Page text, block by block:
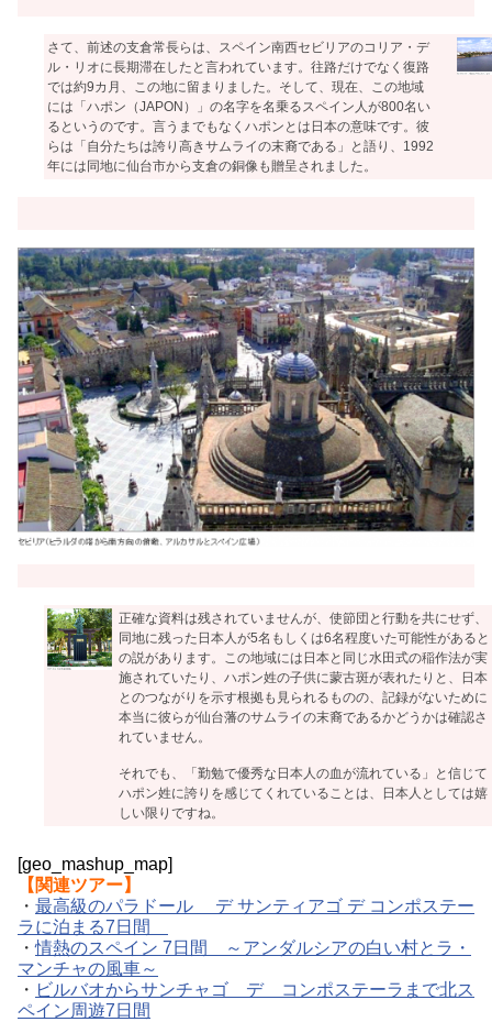
さて、前述の支倉常長らは、スペイン南西セビリアのコリア・デ
ル・リオに長期滞在したと言われています。往路だけでなく復路
では約9カ月、この地に留まりました。そして、現在、この地域
には「ハポン（JAPON）」の名字を名乗るスペイン人が800名い
るというのです。言うまでもなくハポンとは日本の意味です。彼
らは「自分たちは誇り高きサムライの末裔である」と語り、1992
年には同地に仙台市から支倉の銅像も贈呈されました。
正確な資料は残されていませんが、使節団と行動を共にせず、
同地に残った日本人が5名もしくは6名程度いた可能性があると
の説があります。この地域には日本と同じ水田式の稲作法が実
施されていたり、ハポン姓の子供に蒙古斑が表れたりと、日本
とのつながりを示す根拠も見られるものの、記録がないために
本当に彼らが仙台藩のサムライの末裔であるかどうかは確認さ
れていません。
それでも、「勤勉で優秀な日本人の血が流れている」と信じて
ハポン姓に誇りを感じてくれていることは、日本人としては嬉
しい限りですね。
[geo_mashup_map]
【関連ツアー】
・ 最高級のパラドール デ サンティアゴ デ コンポステー
ラに泊まる7日間
・情熱のスペイン 7日間 ～アンダルシアの白い村とラ・
マンチャの風車～
・ ビルバオからサンチャゴ デ コンポステーラまで北ス
ペイン周遊7日間